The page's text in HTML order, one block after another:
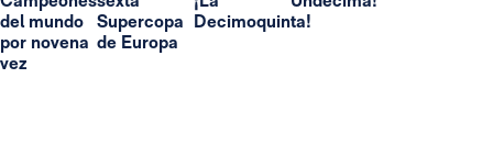
del mundo
por novena
vez
Supercopa
de Europa
Decimoquinta!